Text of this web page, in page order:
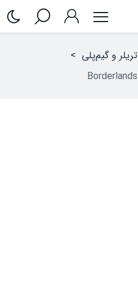
تریلر و گیم‌پلی >